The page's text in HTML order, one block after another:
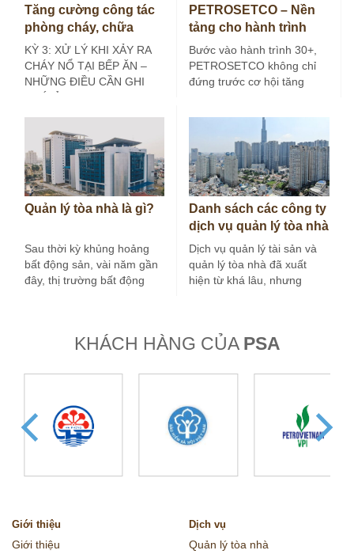
Tăng cường công tác
phòng cháy, chữa
cháy tại bếp ăn công
nghiệp (Kỳ 3)
KỲ 3: XỬ LÝ KHI XẢY RA
CHÁY NỔ TẠI BẾP ĂN –
NHỮNG ĐIỀU CẦN GHI
PETROSETCO – Nền
tảng cho hành trình
30+
Bước vào hành trình 30+,
PETROSETCO không chỉ
đứng trước cơ hội tăng
Quản lý tòa nhà là gì?
Sau thời kỳ khủng hoảng
bất động sản, vài năm gần
đây, thị trường bất động
Danh sách các công ty
dịch vụ quản lý tòa nhà
tại Hà Nội
Dịch vụ quản lý tài sản và
quản lý tòa nhà đã xuất
hiện từ khá lâu, nhưng
KHÁCH HÀNG CỦA PSA
Giới thiệu
Giới thiệu
Dịch vụ
Quản lý tòa nhà